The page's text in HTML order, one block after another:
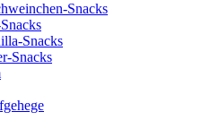
Snacks
Snacks
Snacks